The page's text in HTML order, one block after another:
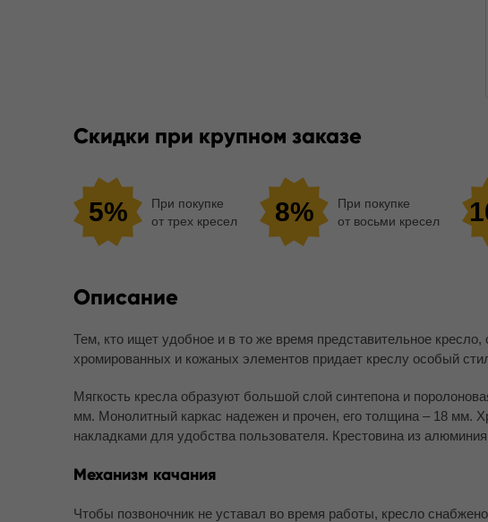
Скидки при крупном заказе
5%
При покупке
от трех кресел
8%
При покупке
от восьми кресел
Описание
Тем, кто ищет удобное и в то же время представительное
хромированных и кожаных элементов придает креслу особый
Мягкость кресла образуют большой слой синтепона и
мм. Монолитный каркас надежен и прочен, его толщина – 18 мм.
накладками для удобства пользователя. Крестовина из
Механизм качания
Чтобы позвоночник не уставал во время работы, кресло